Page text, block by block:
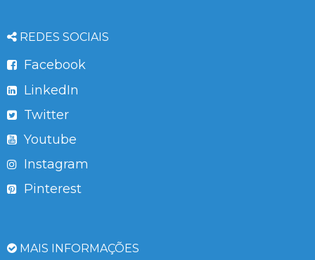
REDES SOCIAIS
Facebook
LinkedIn
Twitter
Youtube
Instagram
Pinterest
MAIS INFORMAÇÕES